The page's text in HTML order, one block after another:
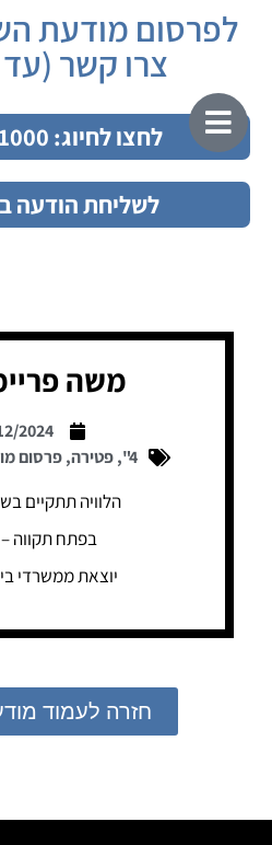
לפרסום מודעת
צרו קשר
לחצו לחיוג: 077-9971000
לשליחת הודעה
משה
2024
4"
,פטירה,פרסום
הלוויה תתקיים
בפתח תקווה
יוצאת ממשרדי
חזרה לעמוד